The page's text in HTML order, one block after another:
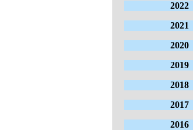
2022
2021
2020
2019
2018
2017
2016